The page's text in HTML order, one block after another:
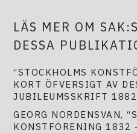
LÄS MER OM
DESSA
“STOCKHOLMS
KORT ÖFVERSIGT AV
JUBILEUMSSKRIFT 1882
GEORG NORDENSVAN,
KONSTFÖRENING 1832